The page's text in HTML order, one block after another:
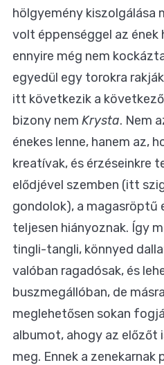
hölgyemény kiszolgálása
volt éppenséggel az
ennyire még nem
egyedül egy torokra
itt következik a
bizony nem Krysta. Nem
énekes lenne, hanem az,
kreatívak, és érzéseinkre
elődjével szemben (itt
gondolok), a magasröptű
teljesen hiányoznak. Így
tingli-tangli, könnyed
valóban ragadósak, és
buszmegállóban, de
meglehetősen sokan
albumot, ahogy az előzőt
meg. Ennek a zenekarnak